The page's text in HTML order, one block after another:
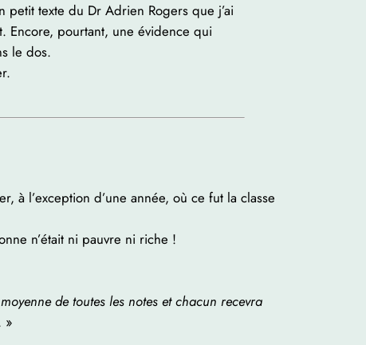
texte du Dr Adrien Rogers que j’ai
Encore, pourtant, une évidence qui
le dos.
à l’exception d’une année, où ce fut la classe
n’était ni pauvre ni riche !
de toutes les notes et chacun recevra
»